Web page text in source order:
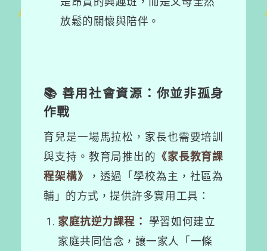
放鬆的關懷與陪伴。
📚 善用社會資源：你並非孤身
作戰
育兒是一場馬拉松，家長也需要培訓
與支持。教育局推出的 《家長教育課
程架構》
，透過「學校為主，社區為
輔」的方式，提供許多實用工具：
家庭抗逆力課程：
學習如何建立
家庭共同信念，讓一家人「一條